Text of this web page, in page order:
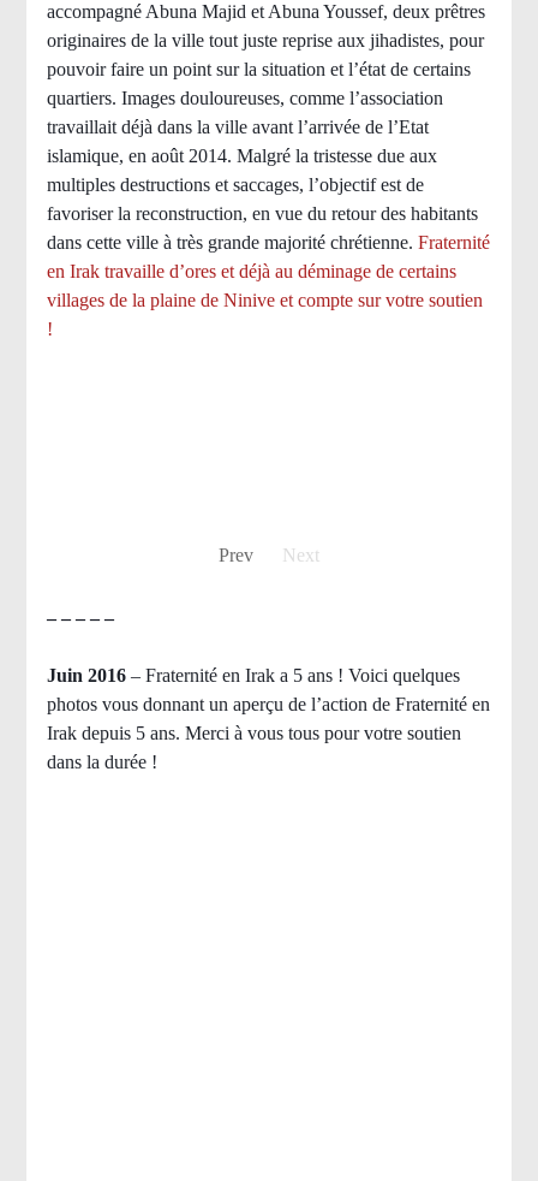
accompagné Abuna Majid et Abuna Youssef, deux prêtres
originaires de la ville tout juste reprise aux jihadistes, pour
pouvoir faire un point sur la situation et l’état de certains
quartiers. Images douloureuses, comme l’association
travaillait déjà dans la ville avant l’arrivée de l’Etat
islamique, en août 2014. Malgré la tristesse due aux
multiples destructions et saccages, l’objectif est de
favoriser la reconstruction, en vue du retour des habitants
dans cette ville à très grande majorité chrétienne. Fraternité
en Irak travaille d’ores et déjà au déminage de certains
villages de la plaine de Ninive et compte sur votre soutien
!
Prev Next
– – – – –
Juin 2016– Fraternité en Irak a 5 ans ! Voici quelques
photos vous donnant un aperçu de l’action de Fraternité en
Irak depuis 5 ans. Merci à vous tous pour votre soutien
dans la durée !